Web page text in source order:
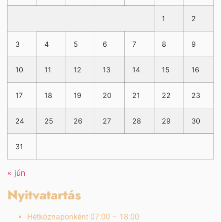
1 2
3 4 5 6 7 8 9
10 11 12 13 14 15 16
17 18 19 20 21 22 23
24 25 26 27 28 29 30
31
« jún
Nyitvatartás
Hétköznaponként 07:00 – 18:00